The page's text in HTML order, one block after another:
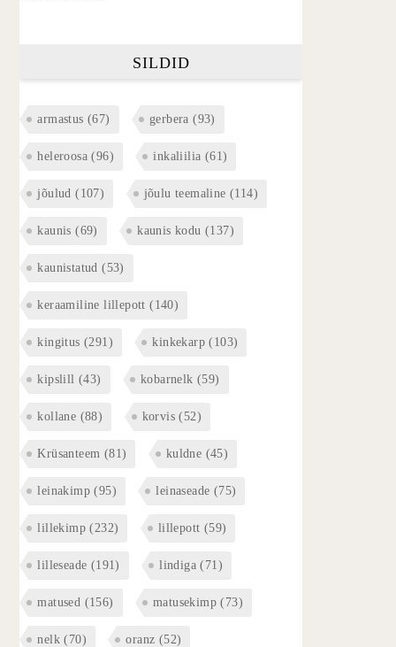
SILDID
armastus (67) gerbera (93)
heleroosa (96) inkaliilia (61)
jõulud (107) jõulu teemaline (114)
kaunis (69) kaunis kodu (137)
kaunistatud (53)
keraamiline lillepott (140)
kingitus (291) kinkekarp (103)
kipslill (43) kobarnelk (59)
kollane (88) korvis (52)
Krüsanteem (81) kuldne (45)
leinakimp (95) leinaseade (75)
lillekimp (232) lillepott (59)
lilleseade (191) lindiga (71)
matused (156) matusekimp (73)
nelk (70) oranz (52)